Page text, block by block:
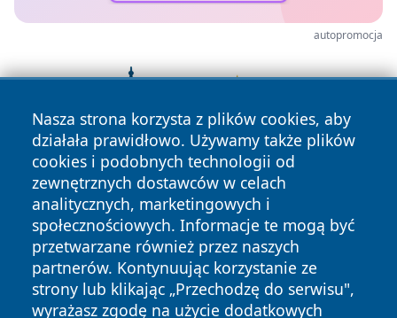
autopromocja
Nasza strona korzysta z plików cookies, aby
działała prawidłowo. Używamy także plików
cookies i podobnych technologii od
zewnętrznych dostawców w celach
analitycznych, marketingowych i
społecznościowych. Informacje te mogą być
przetwarzane również przez naszych
partnerów. Kontynuując korzystanie ze
strony lub klikając „Przechodzę do serwisu",
wyrażasz zgodę na użycie dodatkowych